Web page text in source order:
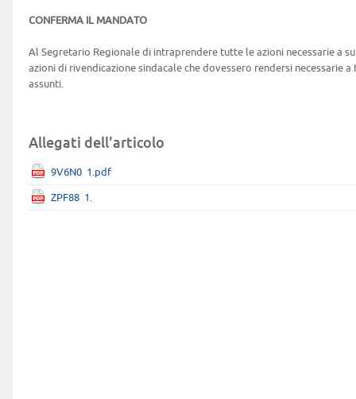
CONFERMA IL MANDATO
Al Segretario Regionale di intraprendere tutte le azioni necessarie a
azioni di rivendicazione sindacale che dovessero rendersi necessarie
assunti.
Allegati dell'articolo
9V6N0_1.pdf
ZPF88_1.